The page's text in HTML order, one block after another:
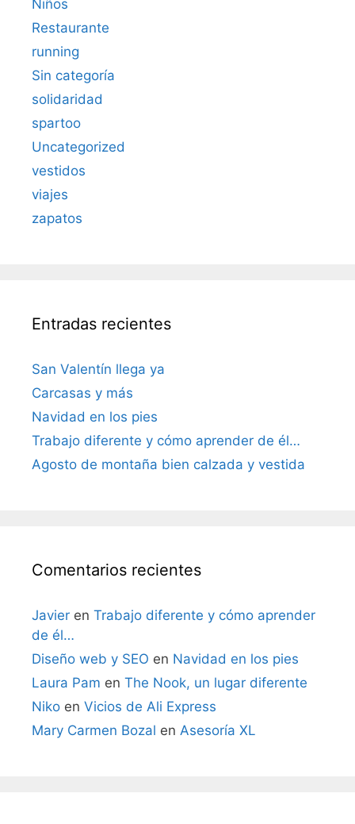
Niños
Restaurante
running
Sin categoría
solidaridad
spartoo
Uncategorized
vestidos
viajes
zapatos
Entradas recientes
San Valentín llega ya
Carcasas y más
Navidad en los pies
Trabajo diferente y cómo aprender de él…
Agosto de montaña bien calzada y vestida
Comentarios recientes
Javier en Trabajo diferente y cómo aprender
de él…
Diseño web y SEO en Navidad en los pies
Laura Pam en The Nook, un lugar diferente
Niko en Vicios de Ali Express
Mary Carmen Bozal en Asesoría XL